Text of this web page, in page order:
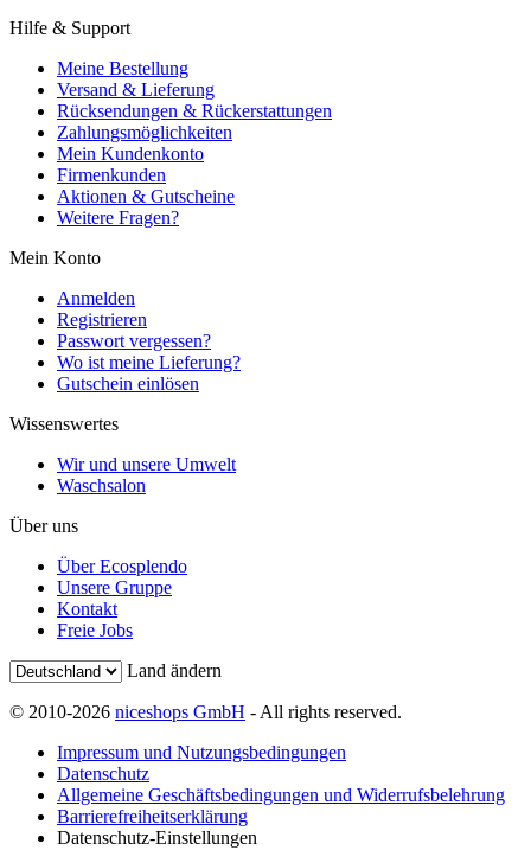
Hilfe & Support
Meine Bestellung
Versand & Lieferung
Rücksendungen & Rückerstattungen
Zahlungsmöglichkeiten
Mein Kundenkonto
Firmenkunden
Aktionen & Gutscheine
Weitere Fragen?
Mein Konto
Anmelden
Registrieren
Passwort vergessen?
Wo ist meine Lieferung?
Gutschein einlösen
Wissenswertes
Wir und unsere Umwelt
Waschsalon
Über uns
Über Ecosplendo
Unsere Gruppe
Kontakt
Freie Jobs
Land ändern
© 2010-2026 niceshops GmbH - All rights reserved.
Impressum und Nutzungsbedingungen
Datenschutz
Allgemeine Geschäftsbedingungen und Widerrufsbelehrung
Barrierefreiheitserklärung
Datenschutz-Einstellungen